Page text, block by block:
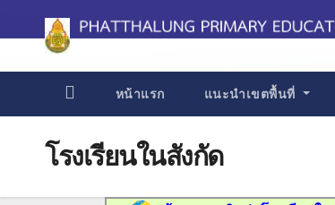
to
หน้าแรก แนะนำเขตพื้นที่
โรงเรียนในสังกัด